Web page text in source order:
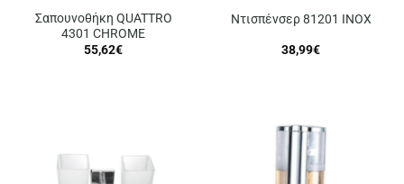
Σαπουνοθήκη QUATTRO
4301 CHROME
55,62€
Ντισπένσερ 81201 INOX
38,99€